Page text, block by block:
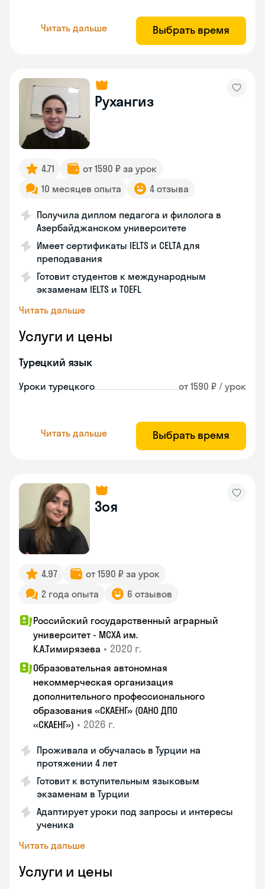
Читать дальше Выбрать время
Рухангиз
4.71
от 1590 ₽ за урок
10 месяцев опыта
4 отзыва
Получила диплом педагога и филолога в
Азербайджанском университете
Имеет сертификаты IELTS и CELTA для
преподавания
Готовит студентов к международным
экзаменам IELTS и TOEFL
Читать дальше
Услуги и цены
Турецкий язык
Уроки турецкого от 1590 ₽ / урок
Читать дальше Выбрать время
Зоя
4.97
от 1590 ₽ за урок
2 года опыта
6 отзывов
Российский государственный аграрный
университет - МСХА им.
К.А.Тимирязева • 2020 г.
Образовательная автономная
некоммерческая организация
дополнительного профессионального
образования «СКАЕНГ» (ОАНО ДПО
«СКАЕНГ») • 2026 г.
Проживала и обучалась в Турции на
протяжении 4 лет
Готовит к вступительным языковым
экзаменам в Турции
Адаптирует уроки под запросы и интересы
ученика
Читать дальше
Услуги и цены